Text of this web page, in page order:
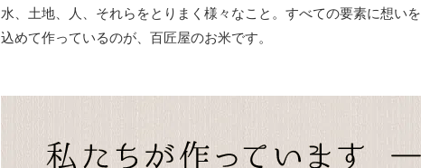
水、土地、人、それらをとりまく様々なこと。すべての要素に想いを
込めて作っているのが、百匠屋のお米です。